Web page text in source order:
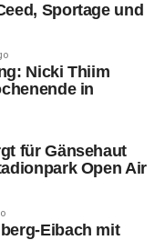
Sportage und
Nicki Thiim
in
für Gänsehaut
Open Air
Eibach mit